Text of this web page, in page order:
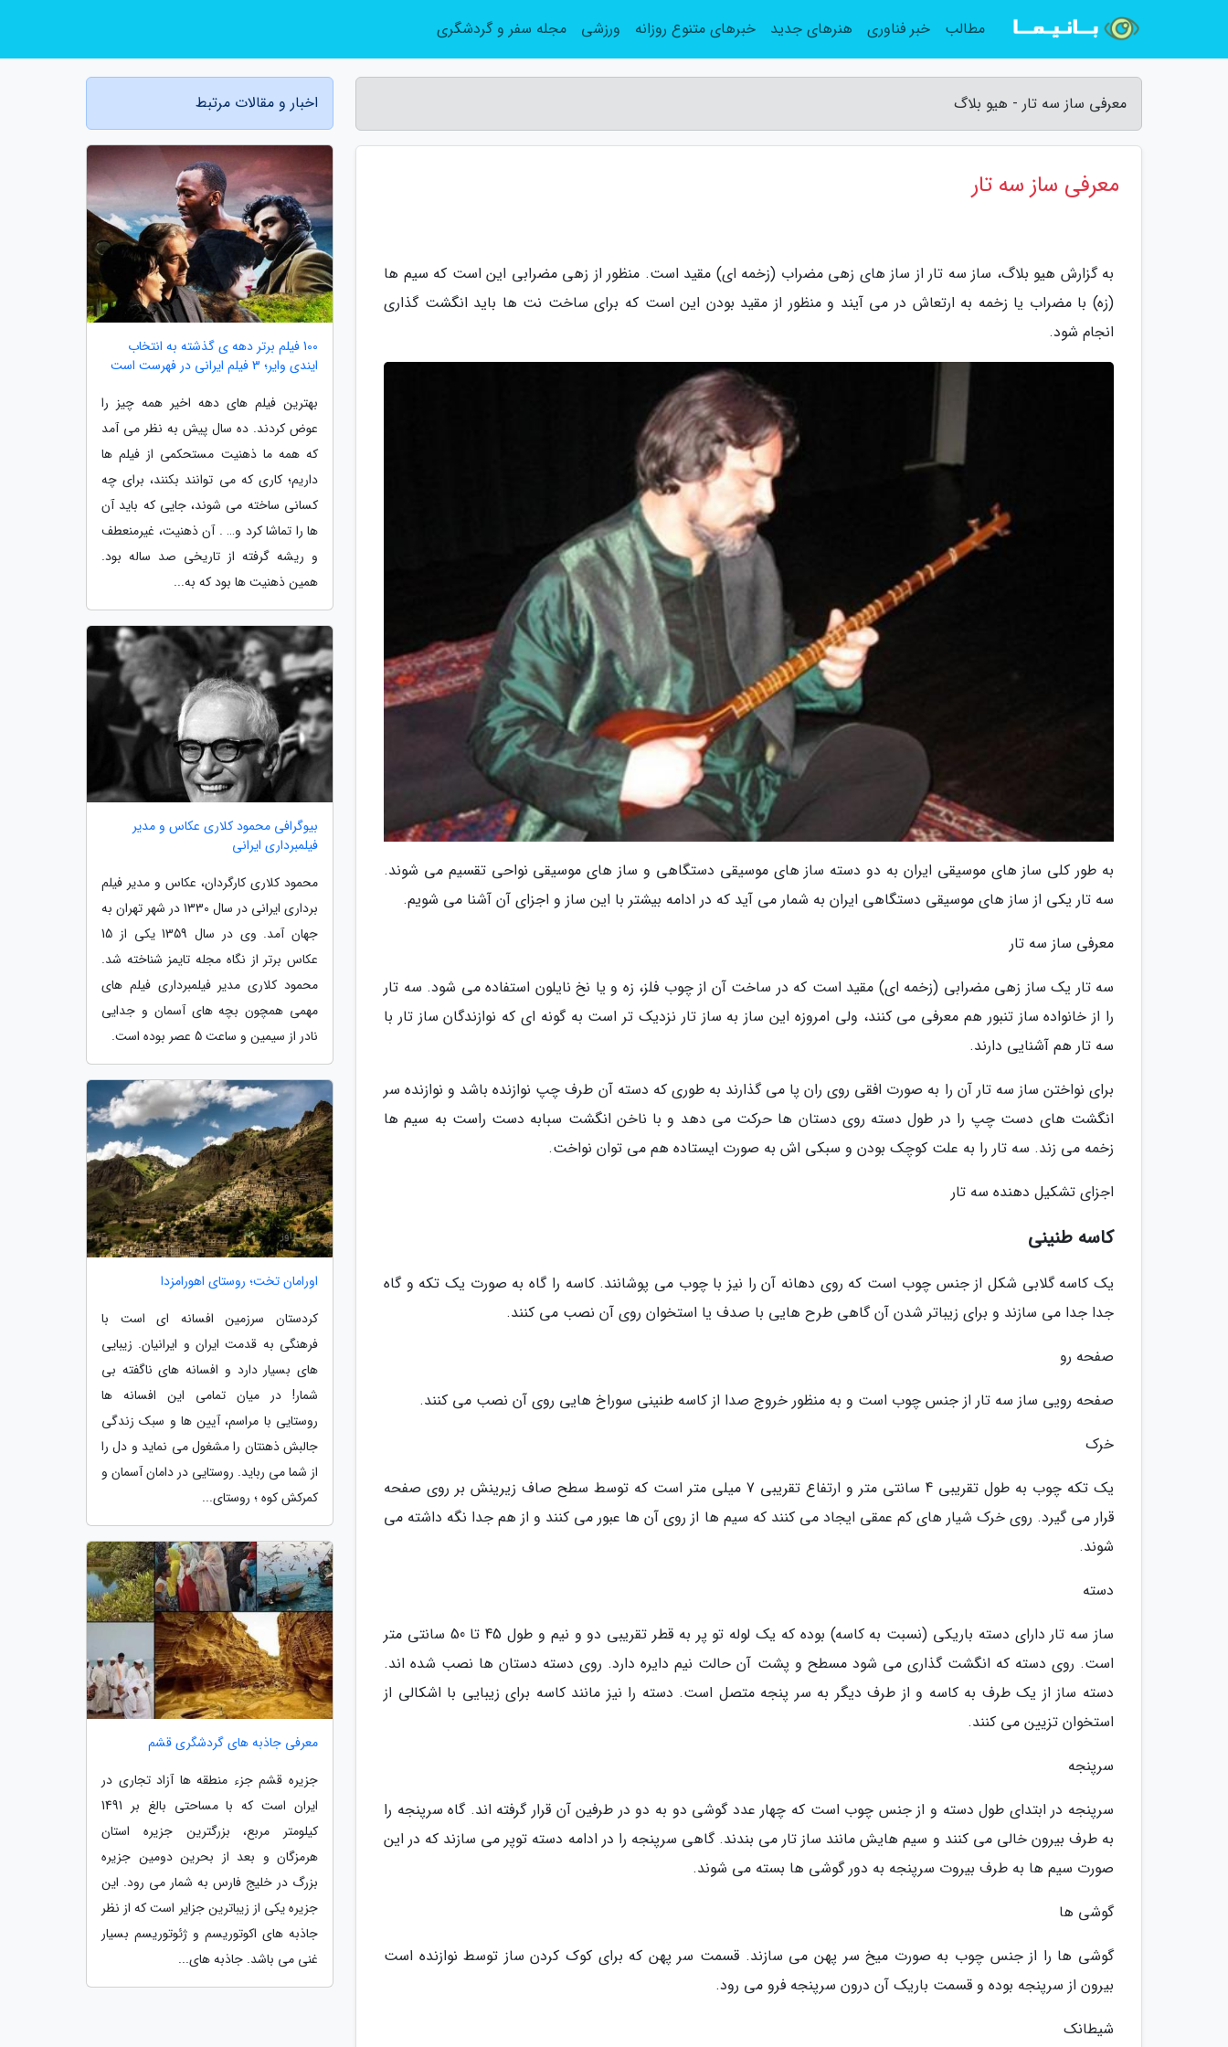
معرفی ساز سه تار - هیو بلاگ
معرفی ساز سه تار
به گزارش هیو بلاگ، ساز سه تار از ساز های زهی مضراب (زخمه ای) مقید است. منظور از زهی مضرابی این است که سیم ها
(زه) با مضراب یا زخمه به ارتعاش در می آیند و منظور از مقید بودن این است که برای ساخت نت ها باید انگشت گذاری
انجام شود.
به طور کلی ساز های موسیقی ایران به دو دسته ساز های موسیقی دستگاهی و ساز های موسیقی نواحی تقسیم می شوند.
سه تار یکی از ساز های موسیقی دستگاهی ایران به شمار می آید که در ادامه بیشتر با این ساز و اجزای آن آشنا می شویم.
معرفی ساز سه تار
سه تار یک ساز زهی مضرابی (زخمه ای) مقید است که در ساخت آن از چوب فلز، زه و یا نخ نایلون استفاده می شود. سه تار
را از خانواده ساز تنبور هم معرفی می کنند، ولی امروزه این ساز به ساز تار نزدیک تر است به گونه ای که نوازندگان ساز تار با
سه تار هم آشنایی دارند.
برای نواختن ساز سه تار آن را به صورت افقی روی ران پا می گذارند به طوری که دسته آن طرف چپ نوازنده باشد و نوازنده سر
انگشت های دست چپ را در طول دسته روی دستان ها حرکت می دهد و با ناخن انگشت سبابه دست راست به سیم ها
زخمه می زند. سه تار را به علت کوچک بودن و سبکی اش به صورت ایستاده هم می توان نواخت.
اجزای تشکیل دهنده سه تار
کاسه طنینی
یک کاسه گلابی شکل از جنس چوب است که روی دهانه آن را نیز با چوب می پوشانند. کاسه را گاه به صورت یک تکه و گاه
جدا جدا می سازند و برای زیباتر شدن آن گاهی طرح هایی با صدف یا استخوان روی آن نصب می کنند.
صفحه رو
صفحه رویی ساز سه تار از جنس چوب است و به منظور خروج صدا از کاسه طنینی سوراخ هایی روی آن نصب می کنند.
خرک
یک تکه چوب به طول تقریبی 4 سانتی متر و ارتفاع تقریبی 7 میلی متر است که توسط سطح صاف زیرینش بر روی صفحه
قرار می گیرد. روی خرک شیار های کم عمقی ایجاد می کنند که سیم ها از روی آن ها عبور می کنند و از هم جدا نگه داشته می
شوند.
دسته
ساز سه تار دارای دسته باریکی (نسبت به کاسه) بوده که یک لوله تو پر به قطر تقریبی دو و نیم و طول 45 تا 50 سانتی متر
است. روی دسته که انگشت گذاری می شود مسطح و پشت آن حالت نیم دایره دارد. روی دسته دستان ها نصب شده اند.
دسته ساز از یک طرف به کاسه و از طرف دیگر به سر پنجه متصل است. دسته را نیز مانند کاسه برای زیبایی با اشکالی از
استخوان تزیین می کنند.
سرپنجه
سرپنجه در ابتدای طول دسته و از جنس چوب است که چهار عدد گوشی دو به دو در طرفین آن قرار گرفته اند. گاه سرپنجه را
به طرف بیرون خالی می کنند و سیم هایش مانند ساز تار می بندند. گاهی سرپنجه را در ادامه دسته توپر می سازند که در این
صورت سیم ها به طرف بیروت سرپنجه به دور گوشی ها بسته می شوند.
گوشی ها
گوشی ها را از جنس چوب به صورت میخ سر پهن می سازند. قسمت سر پهن که برای کوک کردن ساز توسط نوازنده است
بیرون از سرپنجه بوده و قسمت باریک آن درون سرپنجه فرو می رود.
شیطانک
اخبار و مقالات مرتبط
100 فیلم برتر دهه ی گذشته به انتخاب
ایندی وایر؛ 3 فیلم ایرانی در فهرست است
بهترین فیلم های دهه اخیر همه چیز را
عوض کردند. ده سال پیش به نظر می آمد
که همه ما ذهنیت مستحکمی از فیلم ها
داریم؛ کاری که می توانند بکنند، برای چه
کسانی ساخته می شوند، جایی که باید آن
ها را تماشا کرد و… . آن ذهنیت، غیرمنعطف
و ریشه گرفته از تاریخی صد ساله بود.
همین ذهنیت ها بود که به...
بیوگرافی محمود کلاری عکاس و مدیر
فیلمبرداری ایرانی
محمود کلاری کارگردان، عکاس و مدیر فیلم
برداری ایرانی در سال 1330 در شهر تهران به
جهان آمد. وی در سال 1359 یکی از 15
عکاس برتر از نگاه مجله تایمز شناخته شد.
محمود کلاری مدیر فیلمبرداری فیلم های
مهمی همچون بچه های آسمان و جدایی
نادر از سیمین و ساعت 5 عصر بوده است.
اورامان تخت؛ روستای اهورامزدا
کردستان سرزمین افسانه ای است با
فرهنگی به قدمت ایران و ایرانیان. زیبایی
های بسیار دارد و افسانه های ناگفته بی
شمار! در میان تمامی این افسانه ها
روستایی با مراسم، آیین ها و سبک زندگی
جالبش ذهنتان را مشغول می نماید و دل را
از شما می رباید. روستایی در دامان آسمان و
کمرکش کوه ؛ روستای...
معرفی جاذبه های گردشگری قشم
جزیره قشم جزء منطقه ها آزاد تجاری در
ایران است که با مساحتی بالغ بر 1491
کیلومتر مربع، بزرگترین جزیره استان
هرمزگان و بعد از بحرین دومین جزیره
بزرگ در خلیج فارس به شمار می رود. این
جزیره یکی از زیباترین جزایر است که از نظر
جاذبه های اکوتوریسم و ژئوتوریسم بسیار
غنی می باشد. جاذبه های...
مطالب خبر فناوری هنرهای جدید خبرهای متنوع روزانه ورزشی مجله سفر و گردشگری